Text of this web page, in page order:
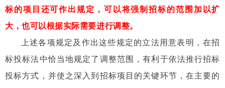
标的项目还可作出规定，可以将强制招标的范围加以扩
大，也可以根据实际需要进行调整。
上述各项规定及作出这些规定的立法用意表明，在招
标投标法中恰当地规定了调整范围，有利于依法推行招标
投标方式，并使之深入到招标项目的关键环节，在主要的